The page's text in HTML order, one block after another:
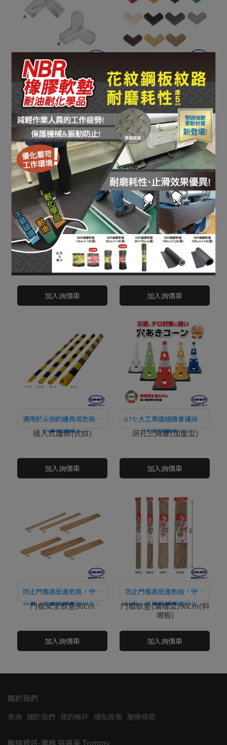
透明不影響美觀，三方向黏
貼固定，防護更徹底!!
直接購買
尖角防護貼(三方向)(透明)
透明系列
NT$0
加入詢價車
幫危險尖角加上柔軟防護!!
直接購買
尖角防護軟墊
NT$0
加入詢價車
會發亮所以安心! 適用夜晚或
緊急災害時的避難引導！
直接購買
尖角防護軟墊(蓄光)
NT$0
加入詢價車
適用於尖銳的邊角或危險處
的安全防護！ 徹底防護危險
尖角!
直接購買
插入式尖角軟墊
NT$0
加入詢價車
適用於尖銳的邊角或危險處
的安全防護！
直接購買
插入式護條(虎紋)
加入詢價車
G7七大工業國組織會議採用!
(環境友善SDGs)
直接購買
洞孔三角錐(加重型)
加入詢價車
防止門檻高低差危險，守護
幼童、長者免於傷害發生。
直接購買
門檻安全軟墊90cm
加入詢價車
防止門檻高低差危險，守護
幼童、長者免於傷害發生。
直接購買
門檻軟墊(溝槽型)90cm(斜
坡板)
加入詢價車
關於我們
查詢 關於我們 我的帳戶 隱私政策 服務條款
聯絡資訊-業務 張嘉豪 Tommy